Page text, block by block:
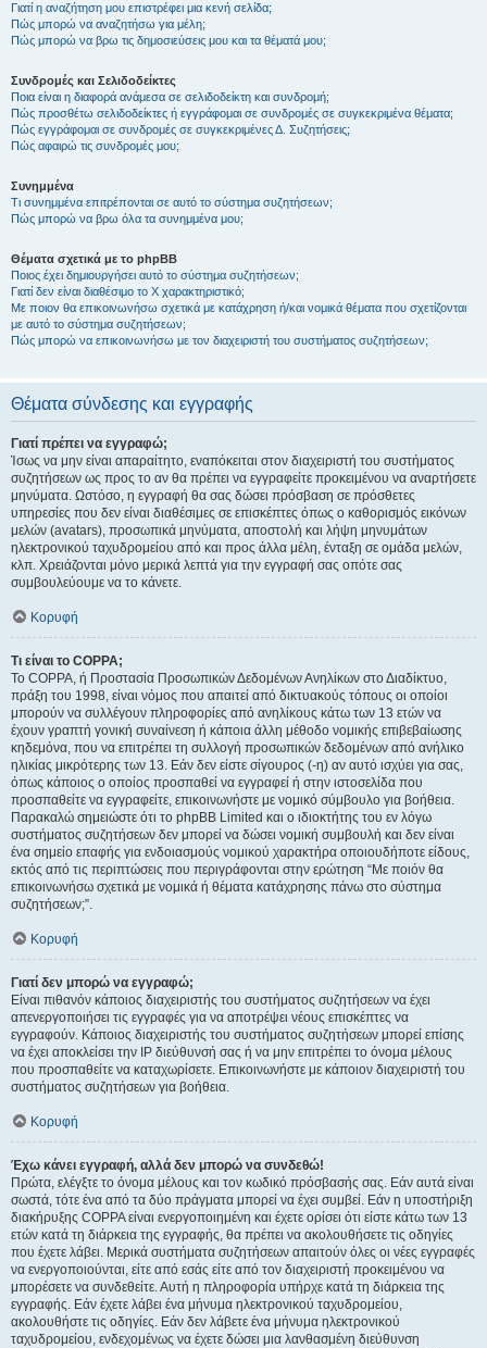
Γιατί η αναζήτηση μου επιστρέφει μια κενή σελίδα;
Πώς μπορώ να αναζητήσω για μέλη;
Πώς μπορώ να βρω τις δημοσιεύσεις μου και τα θέματά μου;
Συνδρομές και Σελιδοδείκτες
Ποια είναι η διαφορά ανάμεσα σε σελιδοδείκτη και συνδρομή;
Πώς προσθέτω σελιδοδείκτες ή εγγράφομαι σε συνδρομές σε συγκεκριμένα θέματα;
Πώς εγγράφομαι σε συνδρομές σε συγκεκριμένες Δ. Συζητήσεις;
Πώς αφαιρώ τις συνδρομές μου;
Συνημμένα
Τι συνημμένα επιτρέπονται σε αυτό το σύστημα συζητήσεων;
Πώς μπορώ να βρω όλα τα συνημμένα μου;
Θέματα σχετικά με το phpBB
Ποιος έχει δημιουργήσει αυτό το σύστημα συζητήσεων;
Γιατί δεν είναι διαθέσιμο το Χ χαρακτηριστικό;
Με ποιον θα επικοινωνήσω σχετικά με κατάχρηση ή/και νομικά θέματα που σχετίζονται
με αυτό το σύστημα συζητήσεων;
Πώς μπορώ να επικοινωνήσω με τον διαχειριστή του συστήματος συζητήσεων;
Θέματα σύνδεσης και εγγραφής
Γιατί πρέπει να εγγραφώ;
Ίσως να μην είναι απαραίτητο, εναπόκειται στον διαχειριστή του συστήματος
συζητήσεων ως προς το αν θα πρέπει να εγγραφείτε προκειμένου να αναρτήσετε
μηνύματα. Ωστόσο, η εγγραφή θα σας δώσει πρόσβαση σε πρόσθετες
υπηρεσίες που δεν είναι διαθέσιμες σε επισκέπτες όπως ο καθορισμός εικόνων
μελών (avatars), προσωπικά μηνύματα, αποστολή και λήψη μηνυμάτων
ηλεκτρονικού ταχυδρομείου από και προς άλλα μέλη, ένταξη σε ομάδα μελών,
κλπ. Χρειάζονται μόνο μερικά λεπτά για την εγγραφή σας οπότε σας
συμβουλεύουμε να το κάνετε.
Κορυφή
Τι είναι το COPPA;
Το COPPA, ή Προστασία Προσωπικών Δεδομένων Ανηλίκων στο Διαδίκτυο,
πράξη του 1998, είναι νόμος που απαιτεί από δικτυακούς τόπους οι οποίοι
μπορούν να συλλέγουν πληροφορίες από ανηλίκους κάτω των 13 ετών να
έχουν γραπτή γονική συναίνεση ή κάποια άλλη μέθοδο νομικής επιβεβαίωσης
κηδεμόνα, που να επιτρέπει τη συλλογή προσωπικών δεδομένων από ανήλικο
ηλικίας μικρότερης των 13. Εάν δεν είστε σίγουρος (-η) αν αυτό ισχύει για σας,
όπως κάποιος ο οποίος προσπαθεί να εγγραφεί ή στην ιστοσελίδα που
προσπαθείτε να εγγραφείτε, επικοινωνήστε με νομικό σύμβουλο για βοήθεια.
Παρακαλώ σημειώστε ότι το phpBB Limited και ο ιδιοκτήτης του εν λόγω
συστήματος συζητήσεων δεν μπορεί να δώσει νομική συμβουλή και δεν είναι
ένα σημείο επαφής για ενδοιασμούς νομικού χαρακτήρα οποιουδήποτε είδους,
εκτός από τις περιπτώσεις που περιγράφονται στην ερώτηση “Με ποιόν θα
επικοινωνήσω σχετικά με νομικά ή θέματα κατάχρησης πάνω στο σύστημα
συζητήσεων;”.
Κορυφή
Γιατί δεν μπορώ να εγγραφώ;
Είναι πιθανόν κάποιος διαχειριστής του συστήματος συζητήσεων να έχει
απενεργοποιήσει τις εγγραφές για να αποτρέψει νέους επισκέπτες να
εγγραφούν. Κάποιος διαχειριστής του συστήματος συζητήσεων μπορεί επίσης
να έχει αποκλείσει την IP διεύθυνσή σας ή να μην επιτρέπει το όνομα μέλους
που προσπαθείτε να καταχωρίσετε. Επικοινωνήστε με κάποιον διαχειριστή του
συστήματος συζητήσεων για βοήθεια.
Κορυφή
Έχω κάνει εγγραφή, αλλά δεν μπορώ να συνδεθώ!
Πρώτα, ελέγξτε το όνομα μέλους και τον κωδικό πρόσβασής σας. Εάν αυτά είναι
σωστά, τότε ένα από τα δύο πράγματα μπορεί να έχει συμβεί. Εάν η υποστήριξη
διακήρυξης COPPA είναι ενεργοποιημένη και έχετε ορίσει ότι είστε κάτω των 13
ετών κατά τη διάρκεια της εγγραφής, θα πρέπει να ακολουθήσετε τις οδηγίες
που έχετε λάβει. Μερικά συστήματα συζητήσεων απαιτούν όλες οι νέες εγγραφές
να ενεργοποιούνται, είτε από εσάς είτε από τον διαχειριστή προκειμένου να
μπορέσετε να συνδεθείτε. Αυτή η πληροφορία υπήρχε κατά τη διάρκεια της
εγγραφής. Εάν έχετε λάβει ένα μήνυμα ηλεκτρονικού ταχυδρομείου,
ακολουθήστε τις οδηγίες. Εάν δεν λάβετε ένα μήνυμα ηλεκτρονικού
ταχυδρομείου, ενδεχομένως να έχετε δώσει μια λανθασμένη διεύθυνση